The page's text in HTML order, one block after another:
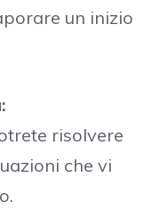
un inizio
risolvere
che vi